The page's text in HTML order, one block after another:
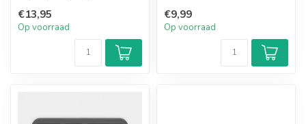
en...
€13,95
Op voorraad
€9,99
Op voorraad